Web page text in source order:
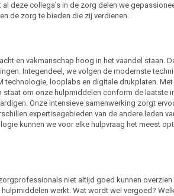
deze collega’s in de zorg delen we
de zorg te bieden die zij verdienen.
en vakmanschap hoog in het vaandel staan.
Integendeel, we volgen de modernste
technologie, looplabs en digitale drukplaten.
om onze hulpmiddelen conform de laatste
Onze intensieve samenwerking zorgt
expertisegebieden van de andere leden
kunnen we voor elke hulpvraag het meest
niet altijd goed kunnen overzien
werkt. Wat wordt wel vergoed?